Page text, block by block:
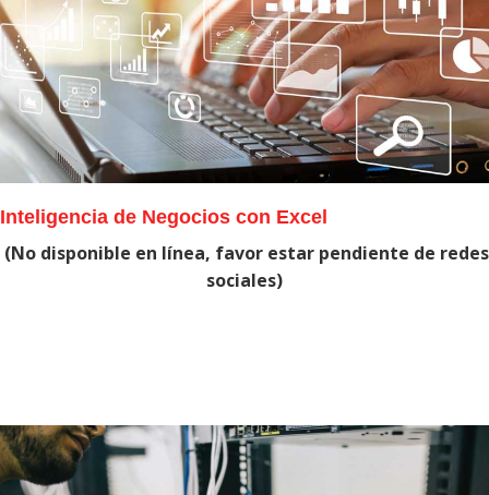
Inteligencia de Negocios con Excel
(No disponible en línea, favor estar pendiente de redes
sociales)